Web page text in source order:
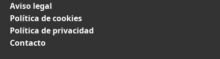
Aviso legal
Política de cookies
Política de privacidad
Contacto